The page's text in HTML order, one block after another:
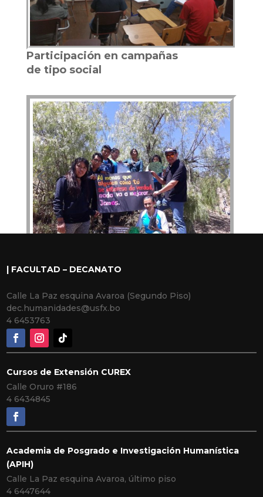
Participación en campañas
de tipo social
| FACULTAD – DECANATO
Calle La Paz esquina Avaroa (Segundo Piso)
dec.humanidades@usfx.bo
4 6453763
Cursos de Extensión CUREX
Calle Oruro #186
4 6434845
Academia de Posgrado e Investigación Humanística
(APIH)
Calle La Paz esquina Avaroa, último piso
4 6447644